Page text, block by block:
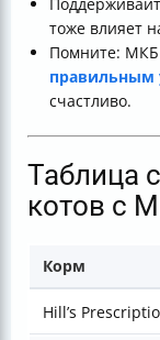
тоже влияет
Помните: МКБ
правильным
счастливо.
Таблица
котов с
Корм
Hill’s